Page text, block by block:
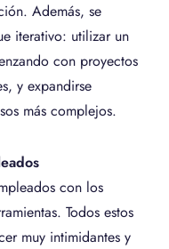
Además, se
iterativo: utilizar un
con proyectos
y expandirse
más complejos.
con los
Todos estos
muy intimidantes y